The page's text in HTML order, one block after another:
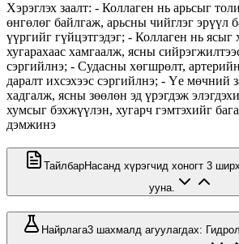
Хэрэглэх заалт: - Коллаген нь арьсыг
өнгөлөг байлгаж, арьсны чийглэг эрүүл
үүргийг гүйцэтгэдэг; - Коллаген нь
хугарaхаас хамгаалж, ясны
сэргийлнэ; - Судасны хөгшрөлт,
даралт ихсэхээс сэргийлнэ; - Үе мөчний
хадгалж, ясны зөөлөн эд үрэгдэж
хумсыг бэхжүүлэн, хугарч гэмтэхийг
дэмжинэ
ТайлбарНасанд хүрэгчид хоногт 3
ууна.
Найрлага3 шахмалд агуулагдах: